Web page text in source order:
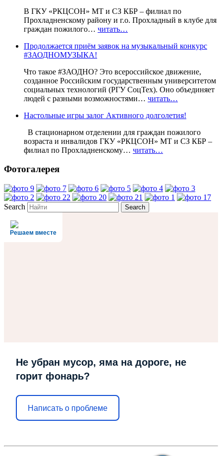
В ГКУ «РКЦСОН» МТ и СЗ КБР – филиал по
Прохладненскому району и г.о. Прохладный в клубе для
граждан пожилого… читать…
Продолжается приём заявок на музыкальный конкурс
#ЗАОДНОМУЗЫКА!
Что такое #ЗАОДНО? Это всероссийское движение,
созданное Российским государственным университетом
социальных технологий (РГУ СоцТех). Оно объединяет
людей с разными возможностями… читать…
Настольные игры залог Активного долголетия!
В стационарном отделении для граждан пожилого
возраста и инвалидов ГКУ «РКЦСОН» МТ и СЗ КБР –
филиал по Прохладненскому… читать…
Фотогалерея
Search
Решаем вместе
Не убран мусор, яма на дороге, не
горит фонарь?
Написать о проблеме